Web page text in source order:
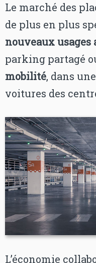
Le marché des
de plus en plus
nouveaux usages
parking partagé
mobilité, dans
voitures des
L’économie